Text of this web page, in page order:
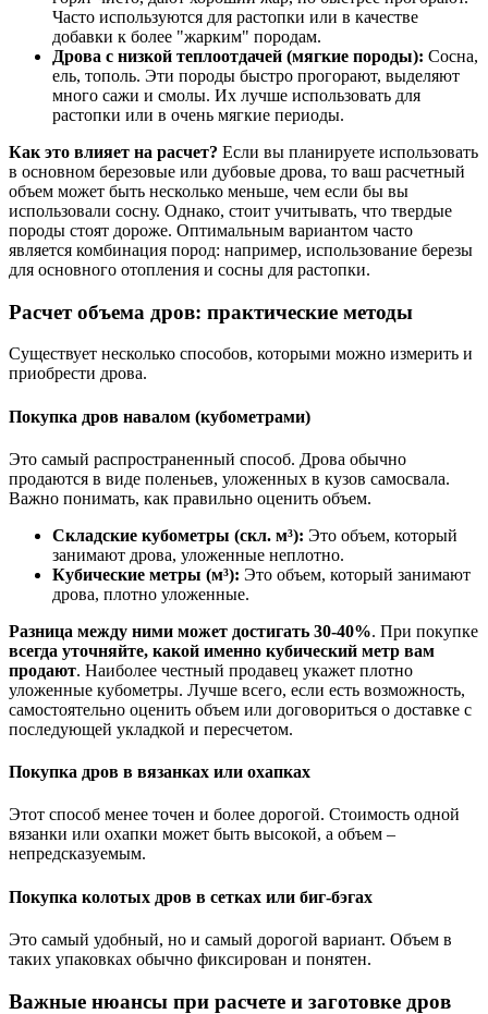
Часто используются для растопки или в качестве
добавки к более "жарким" породам.
Дрова с низкой теплоотдачей (мягкие породы): Сосна,
ель, тополь. Эти породы быстро прогорают, выделяют
много сажи и смолы. Их лучше использовать для
растопки или в очень мягкие периоды.
Как это влияет на расчет? Если вы планируете использовать
в основном березовые или дубовые дрова, то ваш расчетный
объем может быть несколько меньше, чем если бы вы
использовали сосну. Однако, стоит учитывать, что твердые
породы стоят дороже. Оптимальным вариантом часто
является комбинация пород: например, использование березы
для основного отопления и сосны для растопки.
Расчет объема дров: практические методы
Существует несколько способов, которыми можно измерить и
приобрести дрова.
Покупка дров навалом (кубометрами)
Это самый распространенный способ. Дрова обычно
продаются в виде поленьев, уложенных в кузов самосвала.
Важно понимать, как правильно оценить объем.
Складские кубометры (скл. м³): Это объем, который
занимают дрова, уложенные неплотно.
Кубические метры (м³): Это объем, который занимают
дрова, плотно уложенные.
Разница между ними может достигать 30-40%. При покупке
всегда уточняйте, какой именно кубический метр вам
продают. Наиболее честный продавец укажет плотно
уложенные кубометры. Лучше всего, если есть возможность,
самостоятельно оценить объем или договориться о доставке с
последующей укладкой и пересчетом.
Покупка дров в вязанках или охапках
Этот способ менее точен и более дорогой. Стоимость одной
вязанки или охапки может быть высокой, а объем –
непредсказуемым.
Покупка колотых дров в сетках или биг-бэгах
Это самый удобный, но и самый дорогой вариант. Объем в
таких упаковках обычно фиксирован и понятен.
Важные нюансы при расчете и заготовке дров